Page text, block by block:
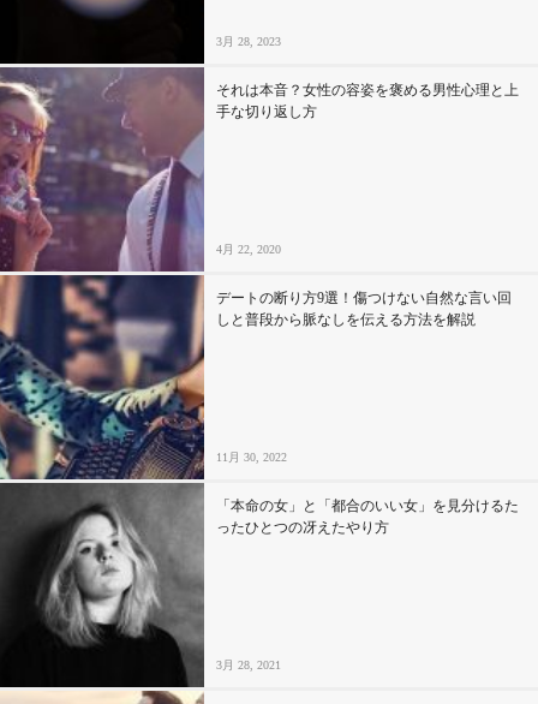
3月 28, 2023
それは本音？女性の容姿を褒める男性心理と上
手な切り返し方
4月 22, 2020
デートの断り方9選！傷つけない自然な言い回
しと普段から脈なしを伝える方法を解説
11月 30, 2022
「本命の女」と「都合のいい女」を見分けるた
ったひとつの冴えたやり方
3月 28, 2021